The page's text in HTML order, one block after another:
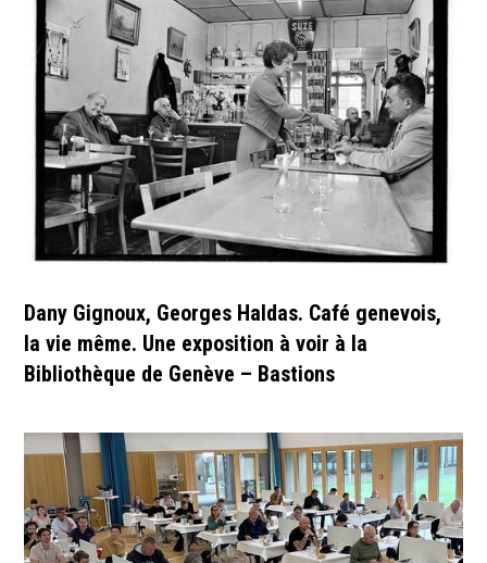
Dany Gignoux, Georges Haldas. Café genevois,
la vie même. Une exposition à voir à la
Bibliothèque de Genève – Bastions